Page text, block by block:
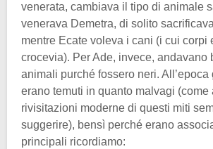
venerata, cambiava il tipo di animale
venerava Demetra, di solito
mentre Ecate voleva i cani (i cui corpi
crocevia). Per Ade, invece, andavano
animali purché fossero neri.
erano temuti in quanto malvagi (come
rivisitazioni moderne di questi miti
suggerire), bensì perché erano
principali ricordiamo: